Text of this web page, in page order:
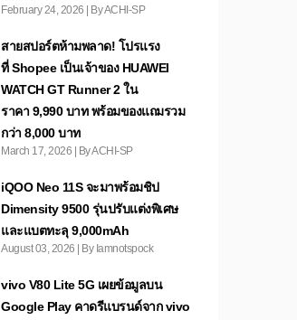
February 24, 2026 | By ACHI-SP
สายสปอร์ตห้ามพลาด! โปรแรง
ที่ Shopee เป็นเจ้าของ HUAWEI
WATCH GT Runner 2 ใน
ราคา 9,990 บาท พร้อมของแถมรวม
กว่า 8,000 บาท
March 17, 2026 | By ACHI-SP
iQOO Neo 11S จะมาพร้อมชิป
Dimensity 9500 รุ่นปรับแต่งพิเศษ
และแบตทะลุ 9,000mAh
August 03, 2026 | By Iamnotspock
vivo V80 Lite 5G เผยข้อมูลบน
Google Play คาดรีแบรนด์จาก vivo